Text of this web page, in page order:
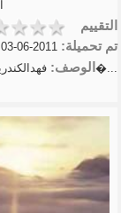
التقييم
تم تحميلة:
الوصف: فهدالكندريالقرآنالكريم�...